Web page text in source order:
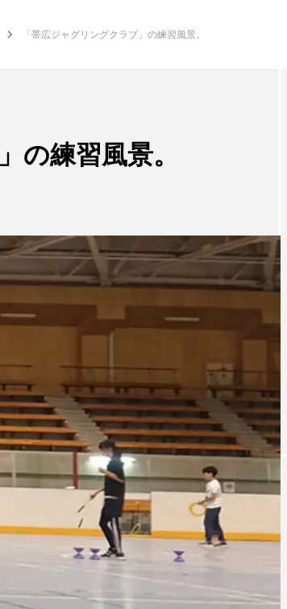
発表会
JJF 2020」、開催形
を変更。国内各地で
ンラインとオフライ
の合同開催へ。
hiro
nozaki
イ
「デ
ェス
２」
催。
地域と道具から探す
「帯広ジャグリングクラブ」の練習風景。
の練習風景。
「ディアボロサマーフェスティバル ２０
２」、８月２６日開催。